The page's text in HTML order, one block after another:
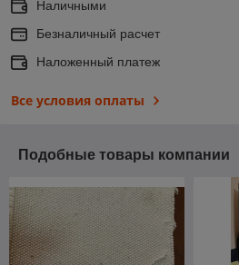
Наличными
Безналичный расчет
Наложенный платеж
Все условия оплаты
Подобные товары компании